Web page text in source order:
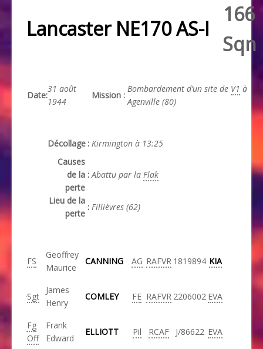
Lancaster NE170 AS-I
166
Sqn
Date:
31 août
1944
Mission :
Bombardement d’un site de V1 à
Agenville (80)
Décollage : Kirmington à 13:25
Causes
de la
perte
: Abattu par la Flak
Lieu de la
perte
: Fillièvres (62)
FS
Geoffrey
Maurice
CANNING AG RAFVR 1819894 KIA
Sgt
James
Henry
COMLEY FE RAFVR 2206002 EVA
Fg
Off
Frank
Edward
ELLIOTT Pil RCAF J/86622 EVA